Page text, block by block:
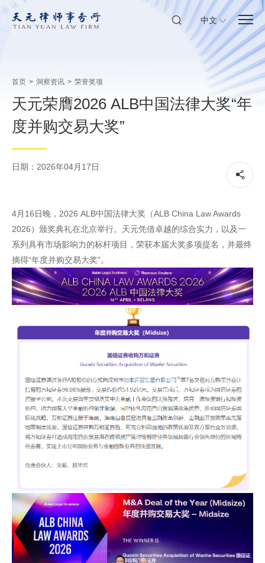
中文
首页 > 洞察资讯 > 荣誉奖项
天元荣膺2026 ALB中国法律大奖“年
度并购交易大奖”
日期：2026年04月17日
4月16日晚，2026 ALB中国法律大奖（ALB China Law Awards
2026）颁奖典礼在北京举行。天元凭借卓越的综合实力，以及一
系列具有市场影响力的标杆项目，荣获本届大奖多项提名，并最终
摘得“年度并购交易大奖”。